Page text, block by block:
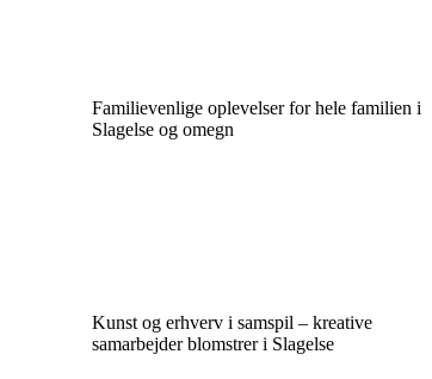
Familievenlige oplevelser for hele familien i
Slagelse og omegn
Kunst og erhverv i samspil – kreative
samarbejder blomstrer i Slagelse